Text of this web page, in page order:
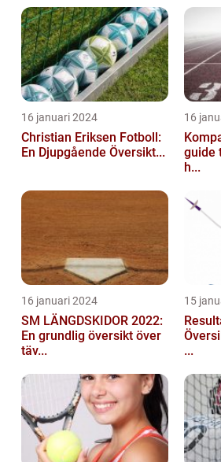
16 januari 2024
Christian Eriksen Fotboll:
En Djupgående Översikt...
16
guide
h...
16 januari 2024
SM LÄNGDSKIDOR 2022:
En grundlig översikt över
täv...
15
...